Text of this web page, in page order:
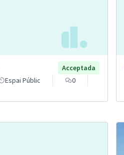
Acceptada
Espai Públic
0